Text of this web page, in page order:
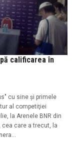
calificarea în
cu sine şi primele
al competiţiei
la Arenele BNR din
cea care a trecut, la